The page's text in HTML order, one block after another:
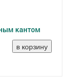
кантом